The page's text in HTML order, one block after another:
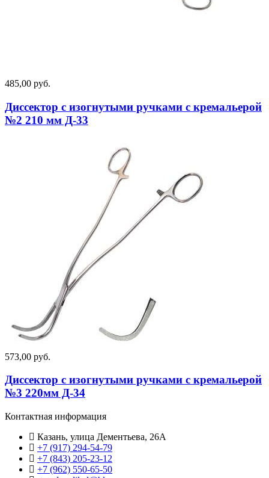
485,00 руб.
Диссектор с изогнутыми ручками с кремальерой
№2 210 мм Д-33
573,00 руб.
Диссектор с изогнутыми ручками с кремальерой
№3 220мм Д-34
Контактная информация
Казань, улица Дементьева, 26А
+7 (917) 294-54-79
+7 (843) 205-23-12
+7 (962) 550‑65‑50‬